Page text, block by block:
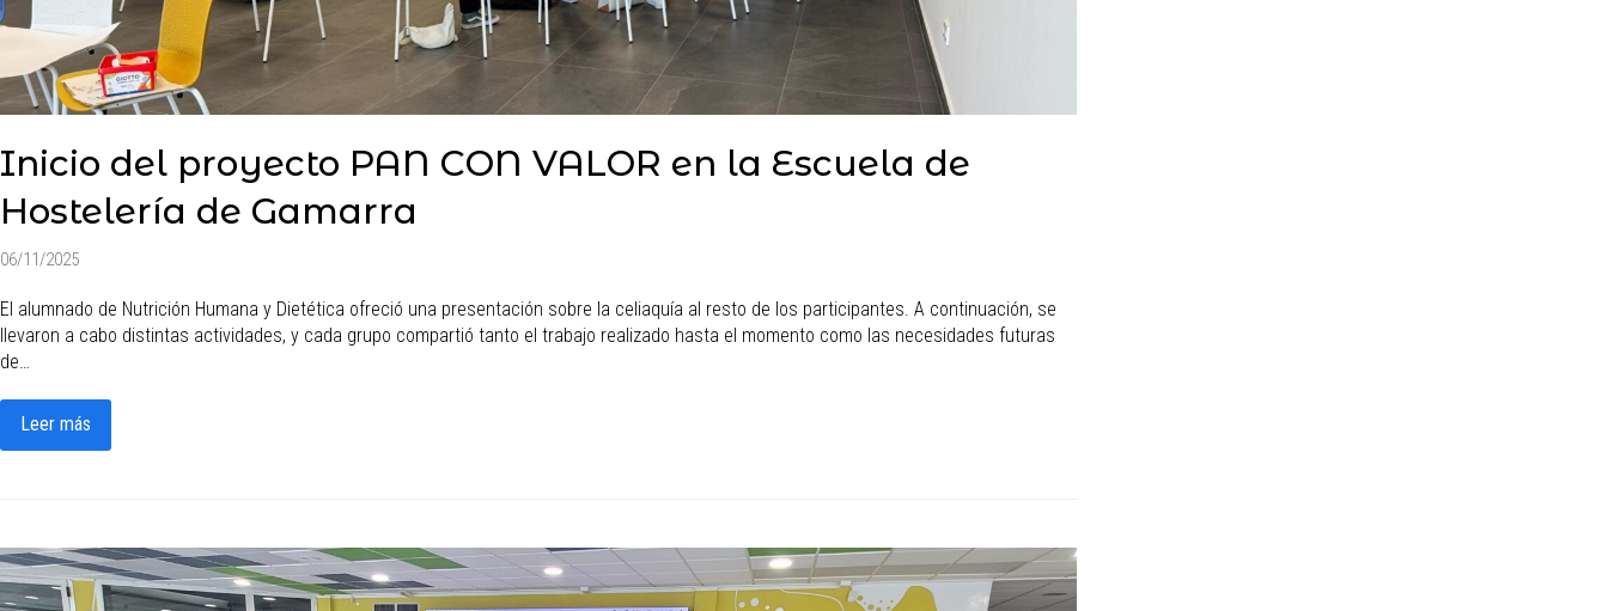
Inicio del proyecto PAN CON VALOR en la Escuela de
Hostelería de Gamarra
06/11/2025
El alumnado de Nutrición Humana y Dietética ofreció una presentación sobre la celiaquía al resto de los participantes. A continuación, se
llevaron a cabo distintas actividades, y cada grupo compartió tanto el trabajo realizado hasta el momento como las necesidades futuras
de…
Leer más